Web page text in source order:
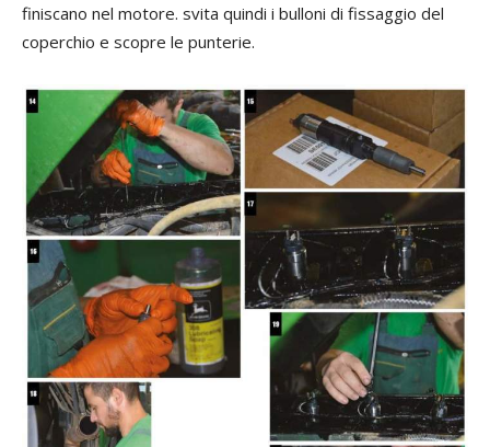
finiscano nel motore. svita quindi i bulloni di fissaggio del
coperchio e scopre le punterie.